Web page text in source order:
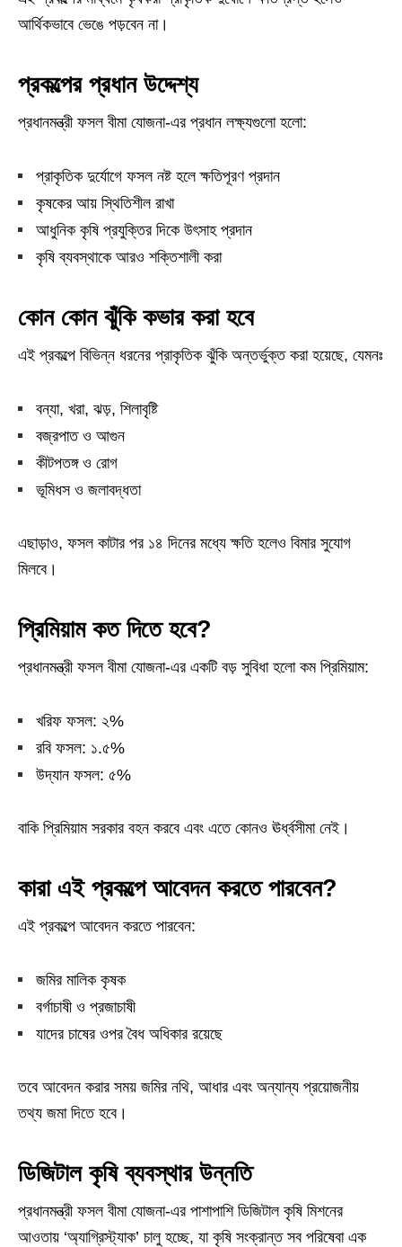
আর্থিকভাবে ভেঙে পড়বেন না।
প্রকল্পের প্রধান উদ্দেশ্য
প্রধানমন্ত্রী ফসল বীমা যোজনা-এর প্রধান লক্ষ্যগুলো হলো:
প্রাকৃতিক দুর্যোগে ফসল নষ্ট হলে ক্ষতিপূরণ প্রদান
কৃষকের আয় স্থিতিশীল রাখা
আধুনিক কৃষি প্রযুক্তির দিকে উৎসাহ প্রদান
কৃষি ব্যবস্থাকে আরও শক্তিশালী করা
কোন কোন ঝুঁকি কভার করা হবে
এই প্রকল্পে বিভিন্ন ধরনের প্রাকৃতিক ঝুঁকি অন্তর্ভুক্ত করা হয়েছে, যেমনঃ
বন্যা, খরা, ঝড়, শিলাবৃষ্টি
বজ্রপাত ও আগুন
কীটপতঙ্গ ও রোগ
ভূমিধস ও জলাবদ্ধতা
এছাড়াও, ফসল কাটার পর ১৪ দিনের মধ্যে ক্ষতি হলেও বিমার সুযোগ
মিলবে।
প্রিমিয়াম কত দিতে হবে?
প্রধানমন্ত্রী ফসল বীমা যোজনা-এর একটি বড় সুবিধা হলো কম প্রিমিয়াম:
খরিফ ফসল: ২%
রবি ফসল: ১.৫%
উদ্যান ফসল: ৫%
বাকি প্রিমিয়াম সরকার বহন করবে এবং এতে কোনও ঊর্ধ্বসীমা নেই।
কারা এই প্রকল্পে আবেদন করতে পারবেন?
এই প্রকল্পে আবেদন করতে পারবেন:
জমির মালিক কৃষক
বর্গাচাষী ও প্রজাচাষী
যাদের চাষের ওপর বৈধ অধিকার রয়েছে
তবে আবেদন করার সময় জমির নথি, আধার এবং অন্যান্য প্রয়োজনীয়
তথ্য জমা দিতে হবে।
ডিজিটাল কৃষি ব্যবস্থার উন্নতি
প্রধানমন্ত্রী ফসল বীমা যোজনা-এর পাশাপাশি ডিজিটাল কৃষি মিশনের
আওতায় ‘অ্যাগ্রিস্ট্যাক’ চালু হচ্ছে, যা কৃষি সংক্রান্ত সব পরিষেবা এক